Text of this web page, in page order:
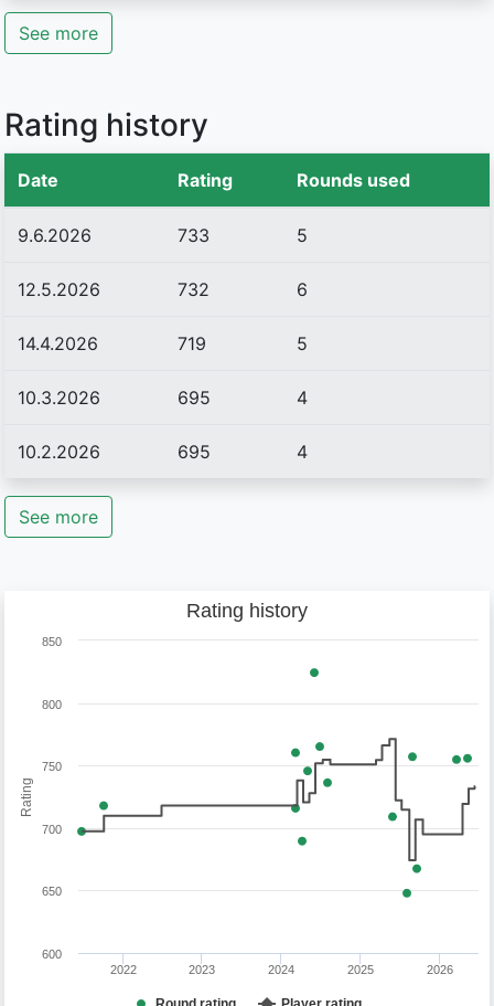
See more
Rating history
Date Rating Rounds used
9.6.2026 733 5
12.5.2026 732 6
14.4.2026 719 5
10.3.2026 695 4
10.2.2026 695 4
See more
Rating
Rating history
2022 2023 2024 2025 2026
600
650
700
750
800
850